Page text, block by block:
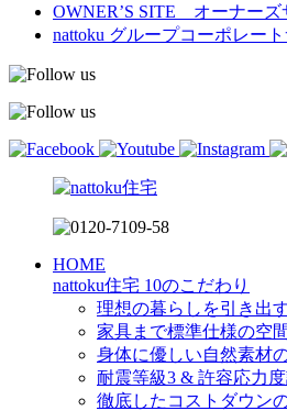
OWNER’S SITE オーナーズ
nattoku グループコーポレート
HOME
nattoku住宅 10のこだわり
理想の暮らしを引き出
家具まで標準仕様の空
身体に優しい自然素材
耐震等級3 & 許容応力
徹底したコストダウン